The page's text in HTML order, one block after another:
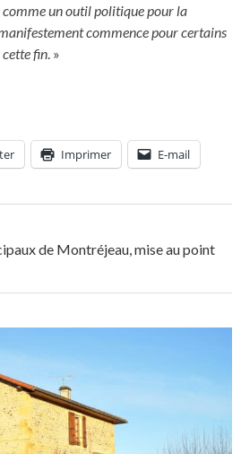
un outil politique pour la
commence pour certains
cette fin . »
Imprimer E-mail
de Montréjeau,mise au point